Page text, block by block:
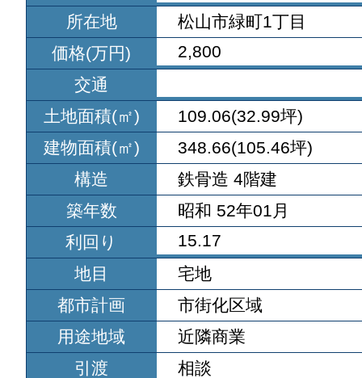
所在地
松山市緑町1丁目
価格(万円)
2,800
交通
土地面積(㎡)
109.06(32.99坪)
建物面積(㎡)
348.66(105.46坪)
構造
鉄骨造 4階建
築年数
昭和 52年01月
利回り
15.17
地目
宅地
都市計画
市街化区域
用途地域
近隣商業
引渡
相談